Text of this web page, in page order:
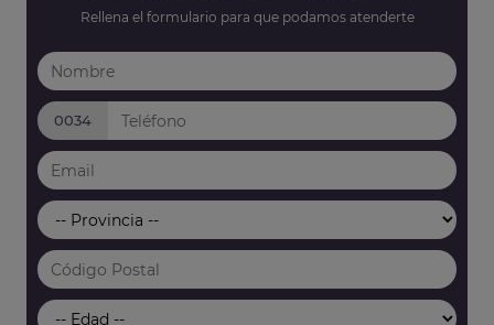
Rellena el formulario para que podamos atenderte
0034